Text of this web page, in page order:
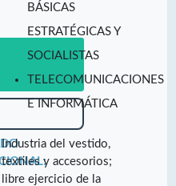
BÁSICAS
ESTRATÉGICAS Y
SOCIALISTAS
TELECOMUNICACIONES
E INFORMÁTICA
Industria del vestido,
textiles y accesorios;
libre ejercicio de la